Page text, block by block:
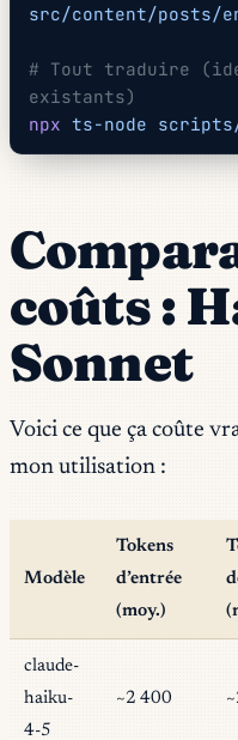
src/content/posts/
# Tout traduire
existants)
npx ts-node
coûts :
Sonnet
Voici ce que ça coûte
mon utilisation :
Modèle
Tokens
d’entrée
(moy.)
claude-
haiku-
4-5
~2 400